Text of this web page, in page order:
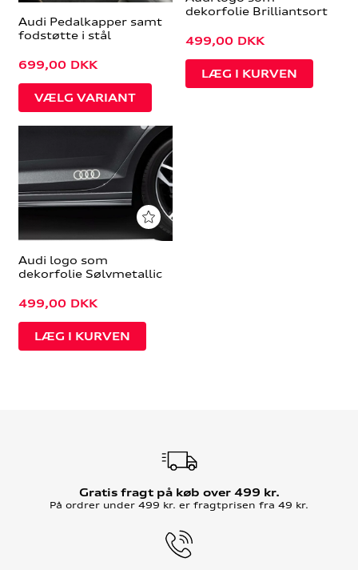
Audi Pedalkapper samt
fodstøtte i stål
699,00 DKK
VÆLG VARIANT
dekorfolie Brilliantsort
499,00 DKK
Audi logo som
dekorfolie Sølvmetallic
499,00 DKK
Gratis fragt på køb over 499 kr.
På ordrer under 499 kr. er fragtprisen fra 49 kr.